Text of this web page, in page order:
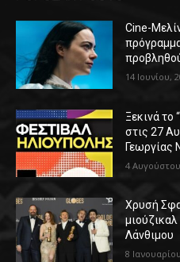
Cine-
14 Ιουνίου,
Ξεκινά το
στις 27
Γεωργίας
4
Χρυσή
Λάνθιμου
8